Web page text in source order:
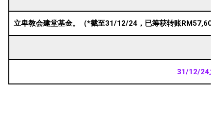
立卑教会建堂基金。（*截至31/12/24，已筹获转账
31/12/24之